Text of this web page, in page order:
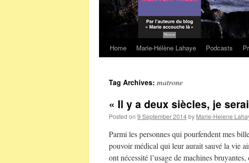
Skip
content
Home Marie-Hélène Lahaye Podcasts
Tag Archives: matrone
« Il y a deux siècles, je
Posted on 9 September 2014by Marie-Helene
Parmi les personnes qui pourfendent mes
pouvoir médical qui leur aurait sauvé la vie
ont nécessité l’usage de machines